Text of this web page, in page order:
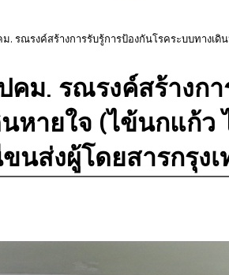
. รณรงค์สร้างการรับรู้การป้องกันโรคระบบทางเ
ม. รณรงค์สร้างกา
หายใจ (ไข้นกแก้
นส่งผู้โดยสารกรุงเ